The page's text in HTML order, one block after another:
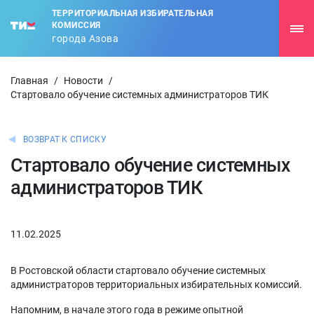
ТЕРРИТОРИАЛЬНАЯ ИЗБИРАТЕЛЬНАЯ
КОМИССИЯ
города Азова
Главная / Новости
/
Стартовало обучение системных администраторов ТИК
ВОЗВРАТ К СПИСКУ
Стартовало обучение системных
администраторов ТИК
11.02.2025
В Ростовской области стартовало обучение системных
администраторов территориальных избирательных комиссий.
Напомним, в начале этого года в режиме опытной